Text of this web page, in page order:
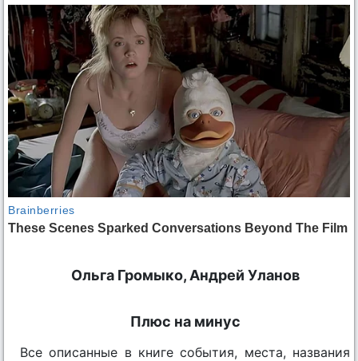
Ольга Громыко, Андрей Уланов
Плюс на минус
Все описанные в книге события, места, названия